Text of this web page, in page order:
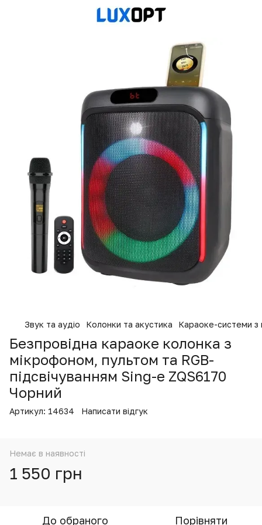
Звук та аудіо Колонки та акустика Караоке-системи з
Безпровідна караоке колонка з
мікрофоном, пультом та RGB-
підсвічуванням Sing-e ZQS6170
Чорний
Артикул: 14634 Написати відгук
Немає в наявності
1 550 грн
До обраного Порівняти